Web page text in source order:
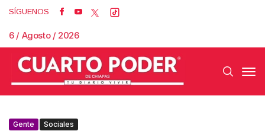
SÍGUENOS
6 / Agosto / 2026
Gente Sociales